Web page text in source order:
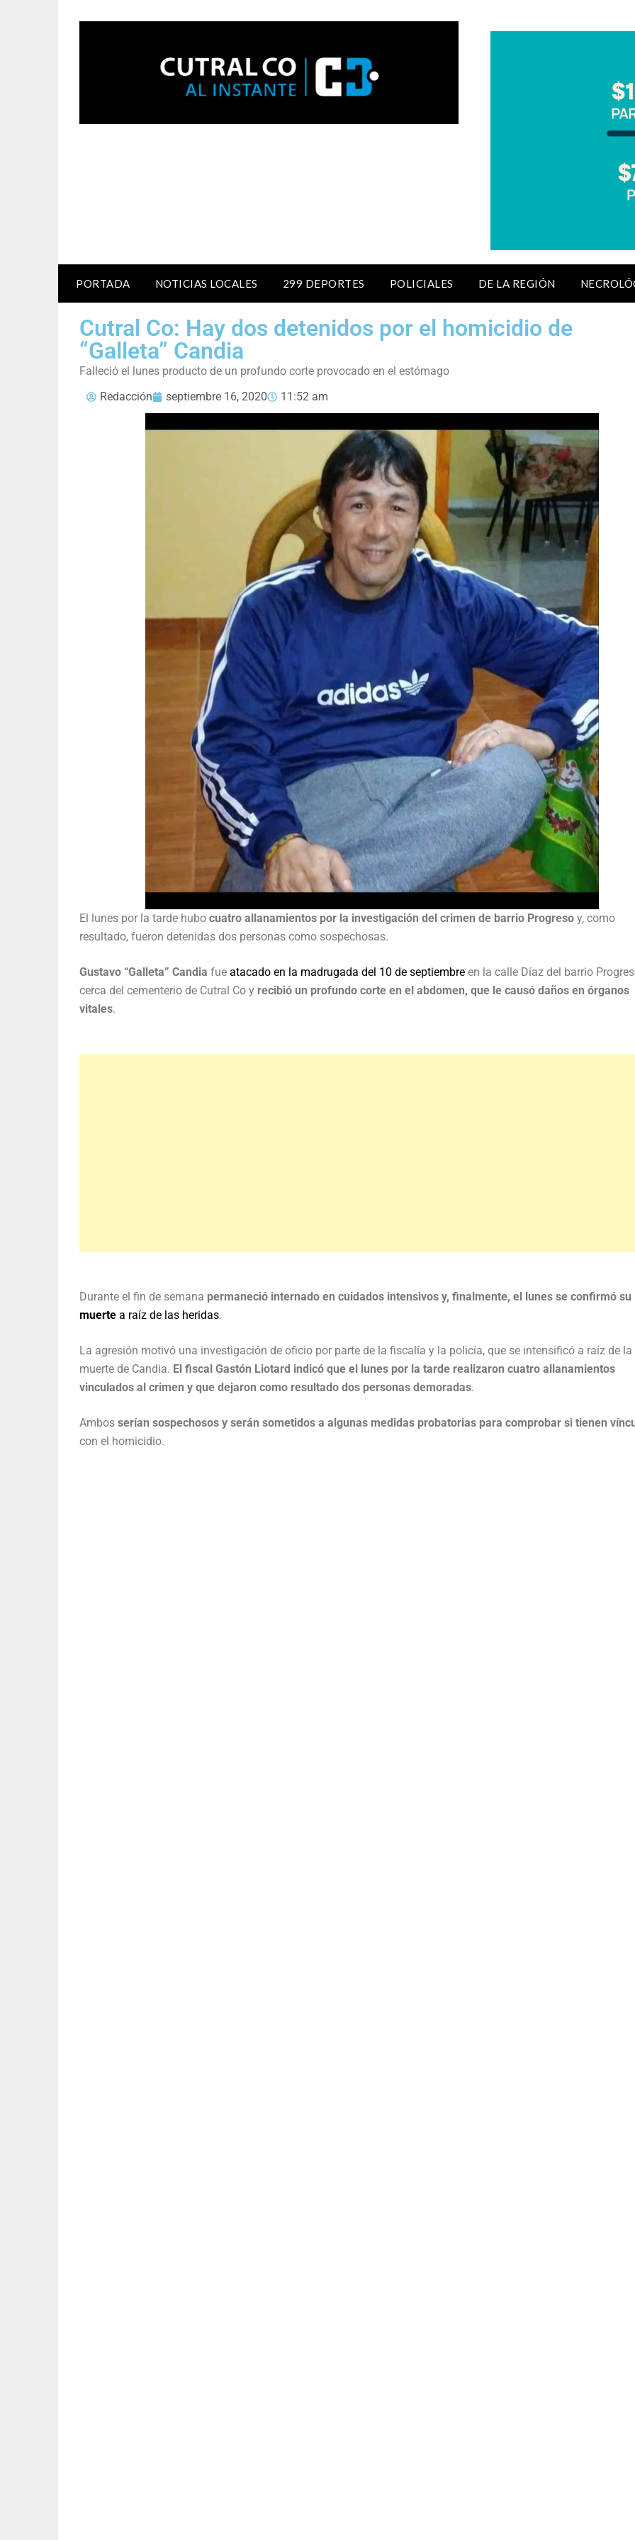
PORTADA NOTICIAS LOCALES 299 DEPORTES POLICIALES DE LA REGIÓN
Cutral Co: Hay dos detenidos por el homicidio de
“Galleta” Candia
Falleció el lunes producto de un profundo corte provocado en el estómago
Redacción
septiembre 16, 2020 11:52 am
El lunes por la tarde hubo cuatro allanamientos por la investigación del crimen de barrio Progreso y, como
resultado, fueron detenidas dos personas como sospechosas.
Gustavo “Galleta” Candia fue atacado en la madrugada del 10 de septiembre en la calle Díaz del barrio
cerca del cementerio de Cutral Co y recibió un profundo corte en el abdomen, que le causó daños en órganos
vitales.
Durante el fin de semana permaneció internado en cuidados intensivos y, finalmente, el lunes se confirmó su
muerte a raíz de las heridas.
La agresión motivó una investigación de oficio por parte de la fiscalía y la policía, que se intensificó a raíz de la
muerte de Candia. El fiscal Gastón Liotard indicó que el lunes por la tarde realizaron cuatro allanamientos
vinculados al crimen y que dejaron como resultado dos personas demoradas.
Ambos serían sospechosos y serán sometidos a algunas medidas probatorias para comprobar si tienen
con el homicidio.